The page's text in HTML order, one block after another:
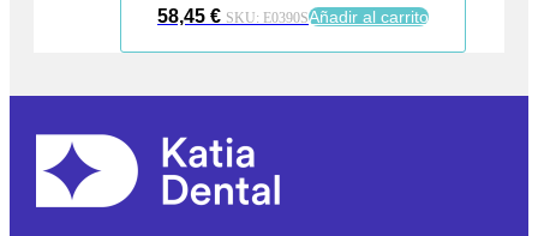
58,45 € SKU: E0390SAñadir al carrito